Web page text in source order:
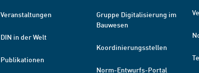
Veranstaltungen
DIN in der Welt
Publikationen
Gruppe Digitalisierung im
Bauwesen
Koordinierungsstellen
Norm-Entwurfs-Portal